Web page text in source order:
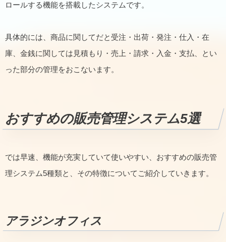
ロールする機能を搭載したシステムです。
具体的には、商品に関してだと受注・出荷・発注・仕入・在
庫、金銭に関しては見積もり・売上・請求・入金・支払、とい
った部分の管理をおこないます。
おすすめの販売管理システム5選
では早速、機能が充実していて使いやすい、おすすめの販売管
理システム5種類と、その特徴についてご紹介していきます。
アラジンオフィス